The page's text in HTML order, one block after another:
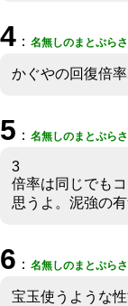
4 ： 名無しのまとぷら
かぐやの回復倍
5 ： 名無しのまとぷら
3
倍率は同じでも
思うよ。泥強の
6 ： 名無しのまとぷら
宝玉使うような